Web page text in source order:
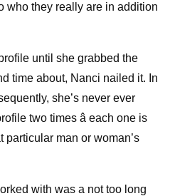
who they really are in addition
until she grabbed the
time about, Nanci nailed it. In
she’s never ever
two times â each one is
man or woman’s
with was a not too long